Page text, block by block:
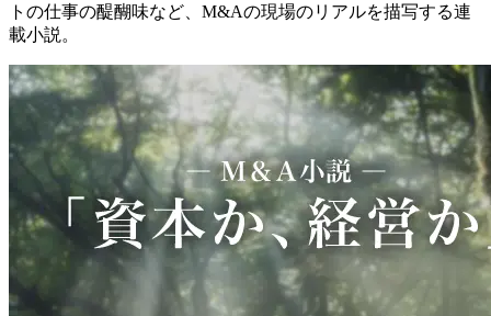
トの仕事の醍醐味など、M&Aの現場のリアルを描写する連
載小説。